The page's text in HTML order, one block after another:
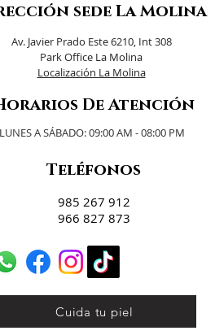
sede La Molina
Av. Javier Prado Este 6210, Int 308
Park Office La Molina
Localización La Molina
De Atención
LUNES A SÁBADO: 09:00 AM - 08:00 PM
Teléfonos
985 267 912
966 827 873
Cuida tu piel